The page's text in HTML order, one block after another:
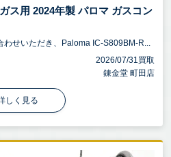
ス用 2024年製 パロマ ガスコン
わせいただき、Paloma IC-S809BM-R...
2026/07/31買取
錬金堂 町田店
しく見る